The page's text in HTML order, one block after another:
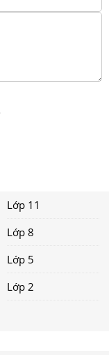
Lớp 11
Lớp 8
Lớp 5
Lớp 2